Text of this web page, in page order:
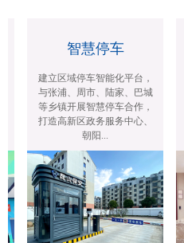
智慧停车
建立区域停车智能化平台，
与张浦、周市、陆家、巴城
等乡镇开展智慧停车合作，
打造高新区政务服务中心、
朝阳...